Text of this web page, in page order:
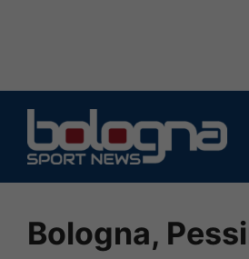
contenuto
Bologna,